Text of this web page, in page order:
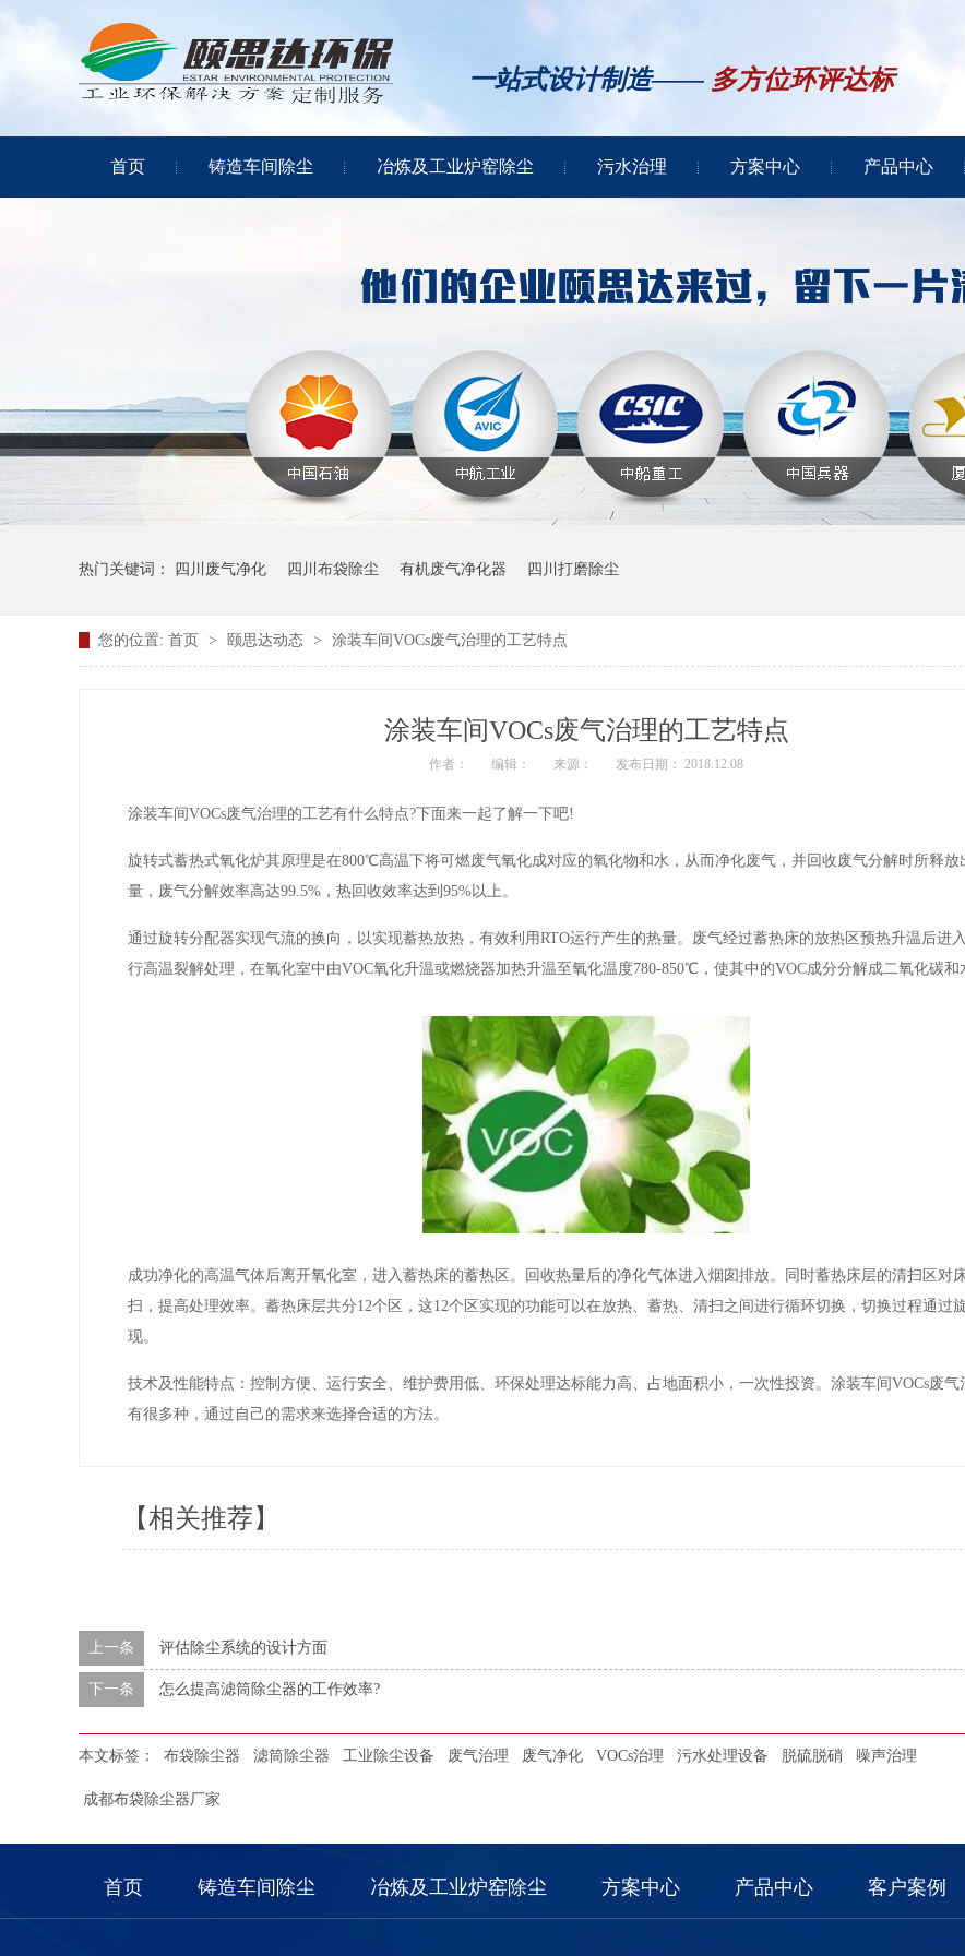
一站式设计制造—— 多方位环评达标
首页 铸造车间除尘 冶炼及工业炉窑除尘 污水治理 方案中心 产品中心
热门关键词： 四川废气净化 四川布袋除尘 有机废气净化器 四川打磨除尘
您的位置: 首页 > 颐思达动态 > 涂装车间VOCs废气治理的工艺特点
涂装车间VOCs废气治理的工艺特点
作者： 编辑： 来源： 发布日期： 2018.12.08
涂装车间VOCs废气治理的工艺有什么特点?下面来一起了解一下吧!
旋转式蓄热式氧化炉其原理是在800℃高温下将可燃废气氧化成对应的氧化物和水，从而净化废气，并回收废气分解时所释放
量，废气分解效率高达99.5%，热回收效率达到95%以上。
通过旋转分配器实现气流的换向，以实现蓄热放热，有效利用RTO运行产生的热量。废气经过蓄热床的放热区预热升温后进
行高温裂解处理，在氧化室中由VOC氧化升温或燃烧器加热升温至氧化温度780-850℃，使其中的VOC成分分解成二氧化碳和
成功净化的高温气体后离开氧化室，进入蓄热床的蓄热区。回收热量后的净化气体进入烟囱排放。同时蓄热床层的清扫区对
扫，提高处理效率。蓄热床层共分12个区，这12个区实现的功能可以在放热、蓄热、清扫之间进行循环切换，切换过程通过
现。
技术及性能特点：控制方便、运行安全、维护费用低、环保处理达标能力高、占地面积小，一次性投资。涂装车间VOCs废气
有很多种，通过自己的需求来选择合适的方法。
【相关推荐】
上一条 评估除尘系统的设计方面
下一条 怎么提高滤筒除尘器的工作效率?
本文标签： 布袋除尘器 滤筒除尘器 工业除尘设备 废气治理 废气净化 VOCs治理 污水处理设备 脱硫脱硝 噪声治理
成都布袋除尘器厂家
首页 铸造车间除尘 冶炼及工业炉窑除尘 方案中心 产品中心 客户案例